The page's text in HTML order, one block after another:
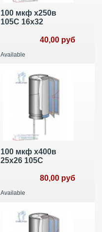
100 мкф х250в
105С 16х32
40,00 руб
Available
100 мкф х400в
25х26 105С
80,00 руб
Available